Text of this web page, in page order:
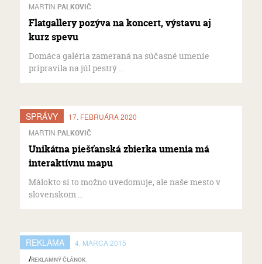
MARTIN PALKOVIČ
Flatgallery pozýva na koncert, výstavu aj
kurz spevu
Domáca galéria zameraná na súčasné umenie
pripravila na júl pestrý ...
SPRÁVY
17. FEBRUÁRA 2020
MARTIN PALKOVIČ
Unikátna piešťanská zbierka umenia má
interaktívnu mapu
Málokto si to možno uvedomuje, ale naše mesto v
slovenskom ...
REKLAMA 4. MARCA 2015
REKLAMNÝ ČLÁNOK